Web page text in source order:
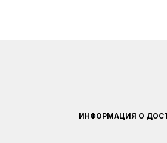
ИНФОРМАЦИЯ О